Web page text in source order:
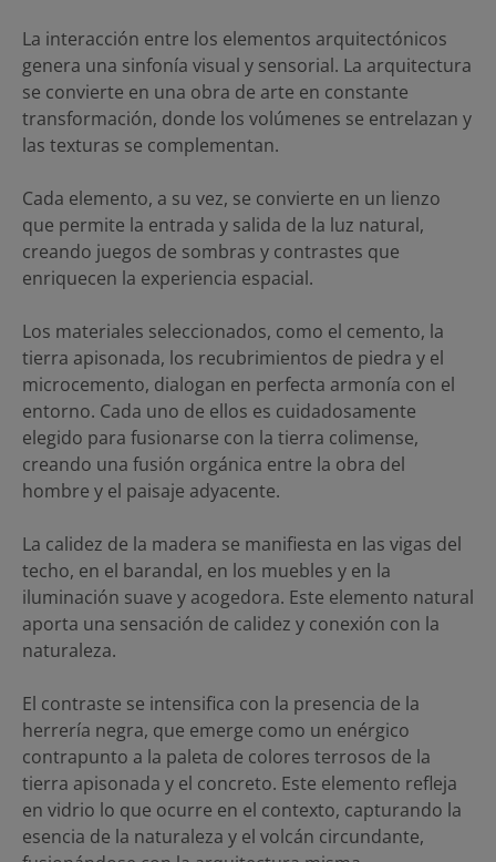
La interacción entre los elementos arquitectónicos
genera una sinfonía visual y sensorial. La arquitectura
se convierte en una obra de arte en constante
transformación, donde los volúmenes se entrelazan y
las texturas se complementan.
Cada elemento, a su vez, se convierte en un lienzo
que permite la entrada y salida de la luz natural,
creando juegos de sombras y contrastes que
enriquecen la experiencia espacial.
Los materiales seleccionados, como el cemento, la
tierra apisonada, los recubrimientos de piedra y el
microcemento, dialogan en perfecta armonía con el
entorno. Cada uno de ellos es cuidadosamente
elegido para fusionarse con la tierra colimense,
creando una fusión orgánica entre la obra del
hombre y el paisaje adyacente.
La calidez de la madera se manifiesta en las vigas del
techo, en el barandal, en los muebles y en la
iluminación suave y acogedora. Este elemento natural
aporta una sensación de calidez y conexión con la
naturaleza.
El contraste se intensifica con la presencia de la
herrería negra, que emerge como un enérgico
contrapunto a la paleta de colores terrosos de la
tierra apisonada y el concreto. Este elemento refleja
en vidrio lo que ocurre en el contexto, capturando la
esencia de la naturaleza y el volcán circundante,